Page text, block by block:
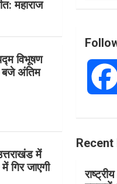
महाराज
विभूषण
बजे अंतिम
में
गिर जाएगी
a
c